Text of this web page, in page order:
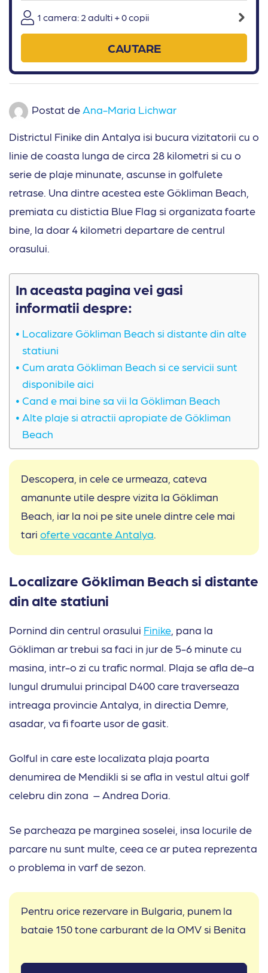
1 camera: 2 adulti + 0 copii
CAUTARE
Postat de Ana-Maria Lichwar
Districtul Finike din Antalya isi bucura vizitatorii cu o
linie de coasta lunga de circa 28 kilometri si cu o
serie de plaje minunate, ascunse in golfulete
retrase. Una dintre acestea este Gökliman Beach,
premiata cu distictia Blue Flag si organizata foarte
bine, la doar 4 kilometri departare de centrul
orasului.
In aceasta pagina vei gasi
informatii despre:
Localizare Gökliman Beach si distante din alte
statiuni
Cum arata Gökliman Beach si ce servicii sunt
disponibile aici
Cand e mai bine sa vii la Gökliman Beach
Alte plaje si atractii apropiate de Gökliman
Beach
Descopera, in cele ce urmeaza, cateva
amanunte utile despre vizita la Gökliman
Beach, iar la noi pe site unele dintre cele mai
tari oferte vacante Antalya
Localizare Gökliman Beach si distante
din alte statiuni
Pornind din centrul orasului Finike , pana la
Gökliman ar trebui sa faci in jur de 5-6 minute cu
masina, intr-o zi cu trafic normal. Plaja se afla de-a
lungul drumului principal D400 care traverseaza
intreaga provincie Antalya, in directia Demre,
asadar, va fi foarte usor de gasit.
Golful in care este localizata plaja poarta
denumirea de Mendikli si se afla in vestul altui golf
celebru din zona – Andrea Doria.
Se parcheaza pe marginea soselei, insa locurile de
parcare nu sunt multe, ceea ce ar putea reprezenta
o problema in varf de sezon.
Pentru orice rezervare in Bulgaria, punem la
bataie 150 tone carburant de la OMV si Benita